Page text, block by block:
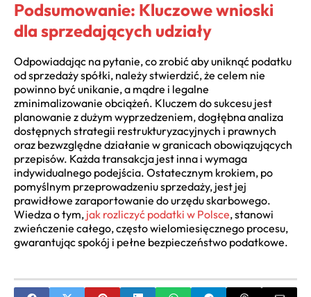
Podsumowanie: Kluczowe wnioski
dla sprzedających udziały
Odpowiadając na pytanie, co zrobić aby uniknąć podatku
od sprzedaży spółki, należy stwierdzić, że celem nie
powinno być unikanie, a mądre i legalne
zminimalizowanie obciążeń. Kluczem do sukcesu jest
planowanie z dużym wyprzedzeniem, dogłębna analiza
dostępnych strategii restrukturyzacyjnych i prawnych
oraz bezwzględne działanie w granicach obowiązujących
przepisów. Każda transakcja jest inna i wymaga
indywidualnego podejścia. Ostatecznym krokiem, po
pomyślnym przeprowadzeniu sprzedaży, jest jej
prawidłowe zaraportowanie do urzędu skarbowego.
Wiedza o tym, jak rozliczyć podatki w Polsce, stanowi
zwieńczenie całego, często wielomiesięcznego procesu,
gwarantując spokój i pełne bezpieczeństwo podatkowe.